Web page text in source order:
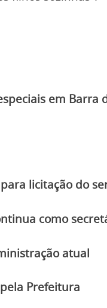
em Barra
licitação do
como
atual
Prefeitura